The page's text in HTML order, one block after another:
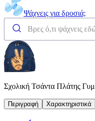
Ψάχνεις για δροσιά;
Σχολική Τσάντα Πλάτης
Περιγραφή Χαρακτηριστικά